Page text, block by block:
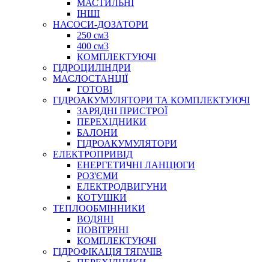
ТЕХНІЧНА ХІМІЯ
СПЕЦІАЛЬНІ
ГЕРМЕТИКИ
КЛЕЇ, ЦЕМЕНТИ, ЕПОКСИДКИ
РЕМОНТ ГІДРОЦИЛІНДРІВ
МАСТИЛЬНІ
ІНШІ
НАСОСИ-ДОЗАТОРИ
250 см3
400 см3
КОМПЛЕКТУЮЧІ
ГІДРОЦИЛІНДРИ
МАСЛОСТАНЦІЇ
ГОТОВІ
ГІДРОАКУМУЛЯТОРИ ТА КОМПЛЕКТУЮЧІ
ЗАРЯДНІ ПРИСТРОЇ
ПЕРЕХІДНИКИ
БАЛОНИ
ГІДРОАКУМУЛЯТОРИ
ЕЛЕКТРОПРИВІД
ЕНЕРГЕТИЧНІ ЛАНЦЮГИ
РОЗ'ЄМИ
ЕЛЕКТРОДВИГУНИ
КОТУШКИ
ТЕПЛООБМІННИКИ
ВОДЯНІ
ПОВІТРЯНІ
КОМПЛЕКТУЮЧІ
ГІДРОФІКАЦІЯ ТЯГАЧІВ